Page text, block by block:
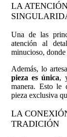
LA
Una de las
atención al
minucioso, donde
Además, lo
pieza es única,
manera. Esto le
pieza exclusiva
LA
TRADICIÓN